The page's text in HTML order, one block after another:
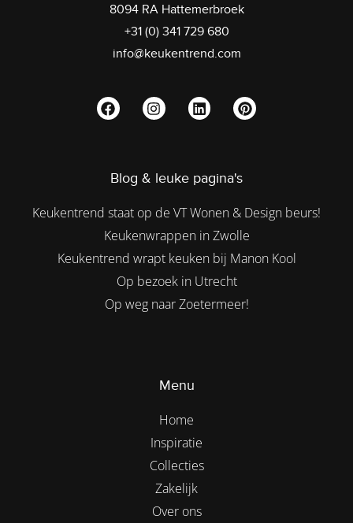
8094 RA Hattemerbroek
+31 (0) 341 729 680
info@keukentrend.com
Blog & leuke pagina's
Keukentrend staat op de VT Wonen & Design beurs!
Keukenwrappen in Zwolle
Keukentrend wrapt keuken bij Manon Kool
Op bezoek in Utrecht
Op weg naar Zoetermeer!
Menu
Home
Inspiratie
Collecties
Zakelijk
Over ons